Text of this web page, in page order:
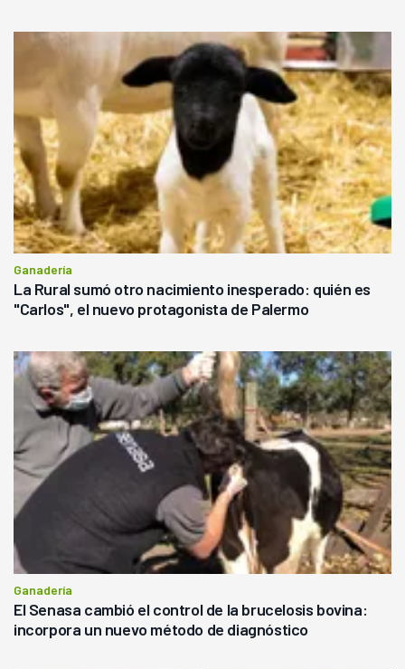
Ganadería
La Rural sumó otro nacimiento inesperado: quién es
"Carlos", el nuevo protagonista de Palermo
Ganadería
El Senasa cambió el control de la brucelosis bovina:
incorpora un nuevo método de diagnóstico